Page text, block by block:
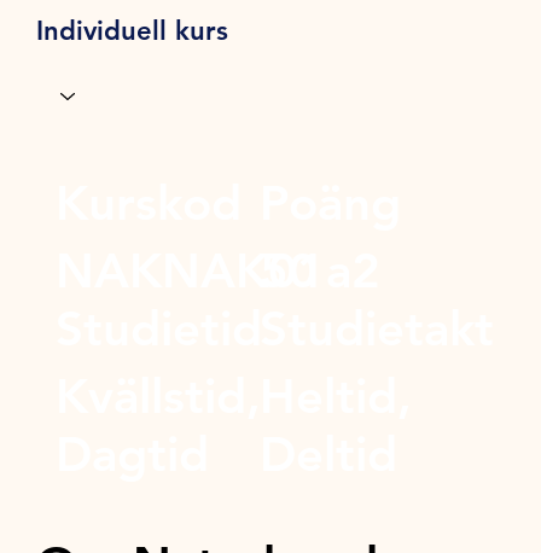
Individuell kurs